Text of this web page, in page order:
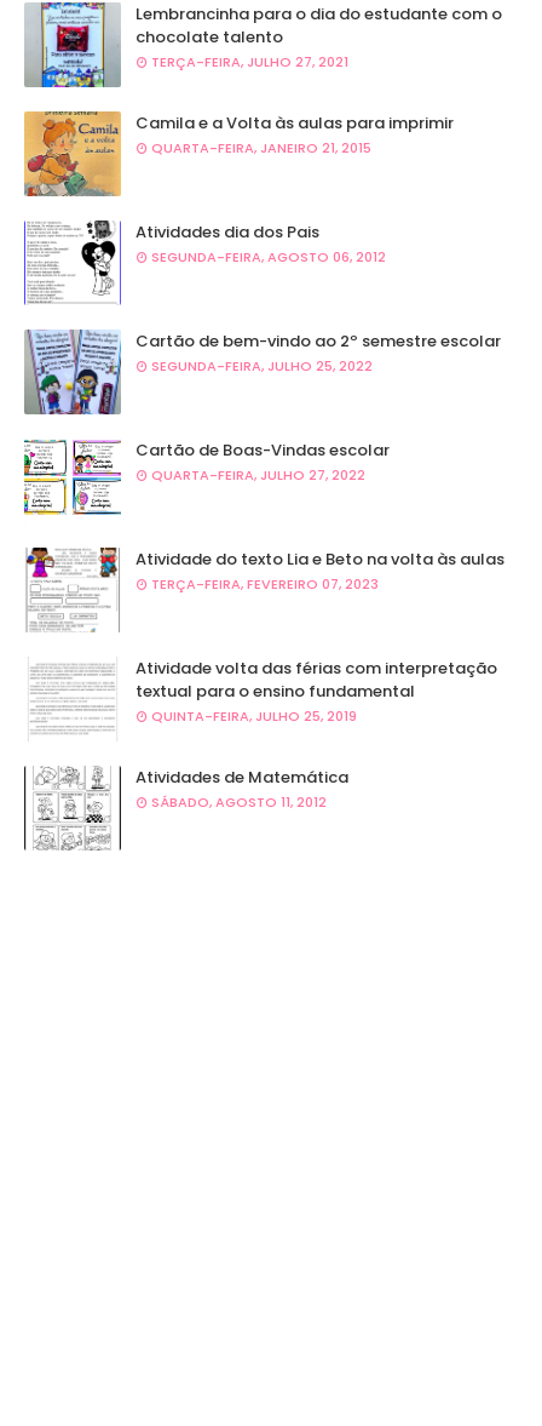
Lembrancinha para o dia do estudante com o
chocolate talento
TERÇA-FEIRA, JULHO 27, 2021
Camila e a Volta às aulas para imprimir
QUARTA-FEIRA, JANEIRO 21, 2015
Atividades dia dos Pais
SEGUNDA-FEIRA, AGOSTO 06, 2012
Cartão de bem-vindo ao 2º semestre escolar
SEGUNDA-FEIRA, JULHO 25, 2022
Cartão de Boas-Vindas escolar
QUARTA-FEIRA, JULHO 27, 2022
Atividade do texto Lia e Beto na volta às aulas
TERÇA-FEIRA, FEVEREIRO 07, 2023
Atividade volta das férias com interpretação
textual para o ensino fundamental
QUINTA-FEIRA, JULHO 25, 2019
Atividades de Matemática
SÁBADO, AGOSTO 11, 2012